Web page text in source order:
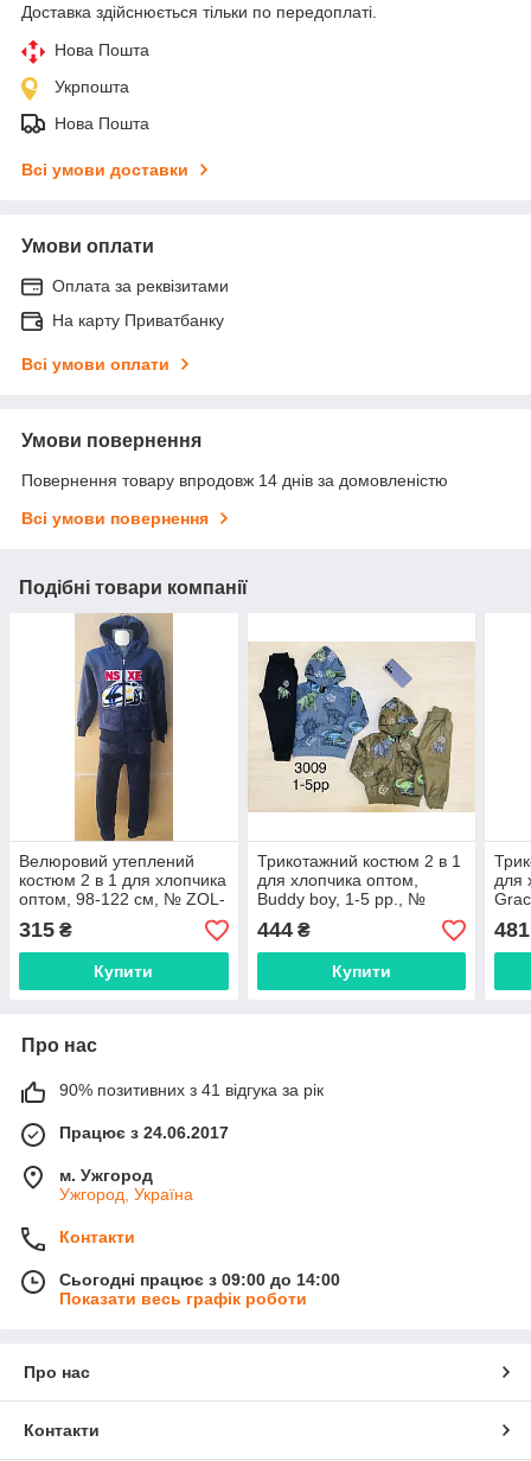
Доставка здійснюється тільки по передоплаті.
Нова Пошта
Укрпошта
Нова Пошта
Всі умови доставки
Умови оплати
Оплата за реквізитами
На карту Приватбанку
Всі умови оплати
Умови повернення
Повернення товару впродовж 14 днів за домовленістю
Всі умови повернення
Подібні товари компанії
Велюровий утеплений
костюм 2 в 1 для хлопчика
оптом, 98-122 см, № ZOL-
DNZ-NZ1
315 ₴
Купити
Трикотажний костюм 2 в 1
для хлопчика оптом,
Buddy boy, 1-5 рр., №
3009
444₴
Купити
для
481
Про нас
90% позитивних з 41 відгука за рік
Працює з 24.06.2017
м. Ужгород
Ужгород, Україна
Контакти
Сьогодні працює з 09:00 до 14:00
Показати весь графік роботи
Про нас
Контакти